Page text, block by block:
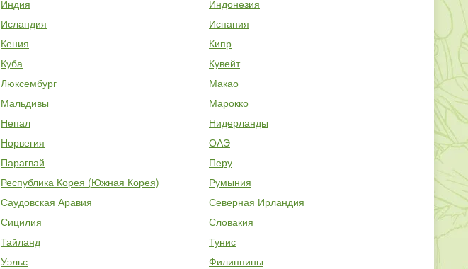
Индия
Индонезия
Исландия
Испания
Кения
Кипр
Куба
Кувейт
Люксембург
Макао
Мальдивы
Марокко
Непал
Нидерланды
Норвегия
ОАЭ
Парагвай
Перу
Республика Корея (Южная Корея)
Румыния
Саудовская Аравия
Северная Ирландия
Сицилия
Словакия
Тайланд
Тунис
Уэльс
Филиппины